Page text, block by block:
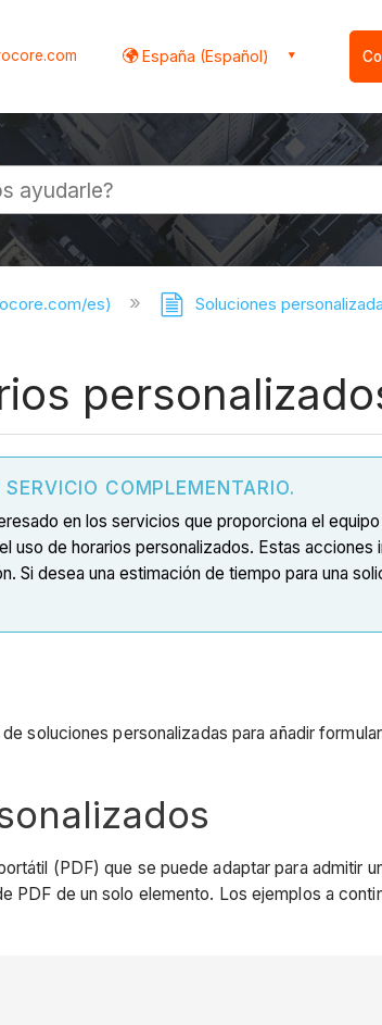
España (Español)
es) Soluciones
COMPLEMENTARIO.
en los servicios que proporciona el
uso de horarios personalizados. Estas
desea una estimación de tiempo para una
soluciones personalizadas para añadir
(PDF) que se puede adaptar para admitir
de un solo elemento. Los ejemplos a